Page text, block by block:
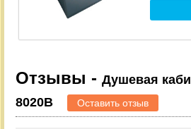
Отзывы - Душевая
8020B
Оставить отзыв